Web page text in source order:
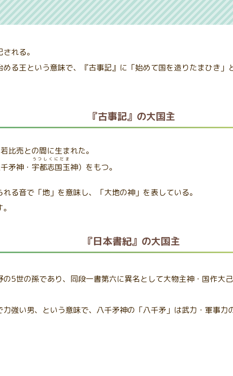
れる。
る王という意味で、『古事記』に「始めて国を造りたまひき
『古事記』の大国主
比売との間に生まれた。
矛神・ 宇都志国玉
うつしくにだま
神）をもつ。
る音で「地」を意味し、「大地の神」を表している。
『日本書紀』の大国主
5世の孫であり、同段一書第六に異名として大物主神・国作大己
強い男、という意味で、八千矛神の「八千矛」は武力・軍事力